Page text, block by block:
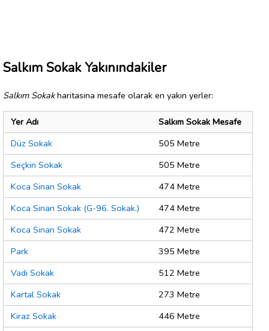
Salkım Sokak Yakınındakiler
Salkım Sokakharitasına mesafe olarak en yakın yerler:
Yer Adı
Salkım Sokak Mesafe
Düz Sokak
505 Metre
Seçkin Sokak
505 Metre
Koca Sinan Sokak
474 Metre
Koca Sinan Sokak (G-96. Sokak.)
474 Metre
Koca Sinan Sokak
472 Metre
Park
395 Metre
Vadi Sokak
512 Metre
Kartal Sokak
273 Metre
Kiraz Sokak
446 Metre